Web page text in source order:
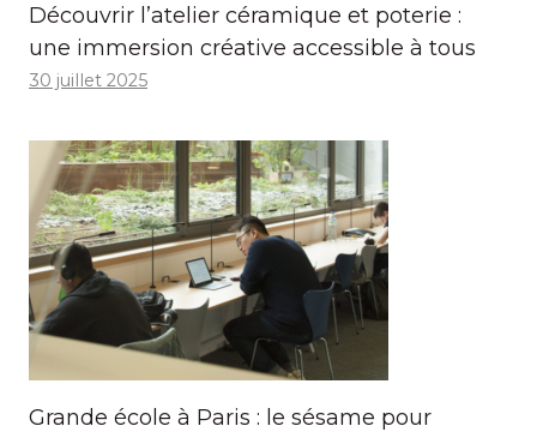
Découvrir l’atelier céramique et poterie :
une immersion créative accessible à tous
30 juillet 2025
Grande école à Paris : le sésame pour